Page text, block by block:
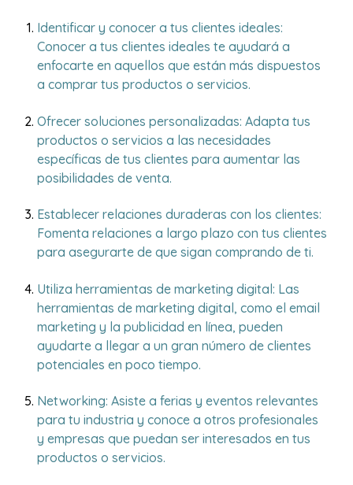
Identificar y conocer a tus clientes ideales:
Conocer a tus clientes ideales te ayudará a
enfocarte en aquellos que están más dispuestos
a comprar tus productos o servicios.
Ofrecer soluciones personalizadas: Adapta tus
productos o servicios a las necesidades
específicas de tus clientes para aumentar las
posibilidades de venta.
Establecer relaciones duraderas con los clientes:
Fomenta relaciones a largo plazo con tus clientes
para asegurarte de que sigan comprando de ti.
Utiliza herramientas de marketing digital: Las
herramientas de marketing digital, como el email
marketing y la publicidad en línea, pueden
ayudarte a llegar a un gran número de clientes
potenciales en poco tiempo.
Networking: Asiste a ferias y eventos relevantes
para tu industria y conoce a otros profesionales
y empresas que puedan ser interesados en tus
productos o servicios.